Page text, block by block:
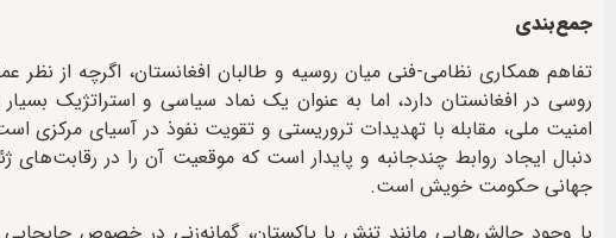
جمع‌بندی
تفاهم همکاری نظامی-فنی میان روسیه و طالبان افغانستان، اگرچه از
روسی در افغانستان دارد، اما به عنوان یک نماد سیاسی و استراتژیک
امنیت ملی، مقابله با تهدیدات تروریستی و تقویت نفوذ در آسیای مرکزی
دنبال ایجاد روابط چندجانبه و پایدار است که موقعیت آن را در رقابت‌های
جهانی حکومت خویش است.